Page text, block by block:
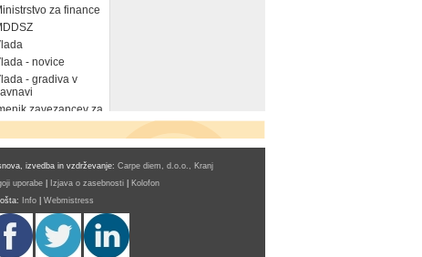
za finance
- novice
- gradiva v
zavezancev za
izvedba in vzdrževanje: Carpe diem, d.o.o., Kranj
uporabe
Izjava o zasebnosti
Kolofon
Info Webmistress